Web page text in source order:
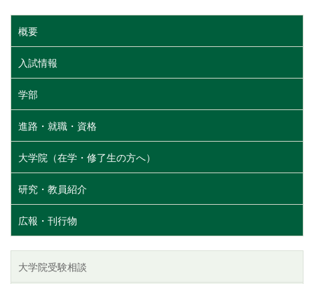
概要
入試情報
学部
進路・就職・資格
大学院（在学・修了生の方へ）
研究・教員紹介
広報・刊行物
大学院受験相談